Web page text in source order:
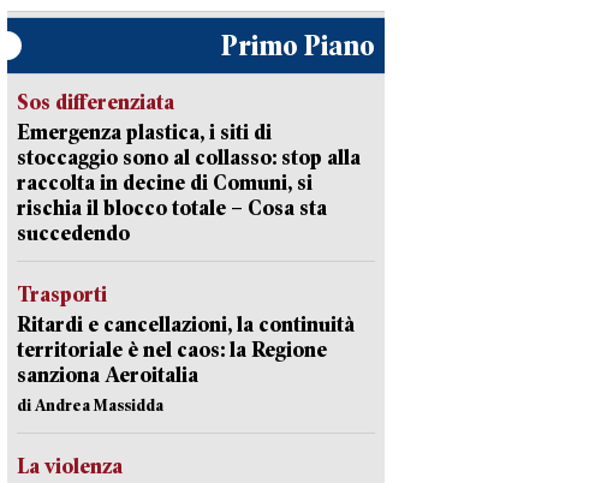
Primo Piano
Sos differenziata
Emergenza plastica, i siti di
stoccaggio sono al collasso: stop alla
raccolta in decine di Comuni, si
rischia il blocco totale – Cosa sta
succedendo
Trasporti
Ritardi e cancellazioni, la continuità
territoriale è nel caos: la Regione
sanziona Aeroitalia
di Andrea Massidda
La violenza